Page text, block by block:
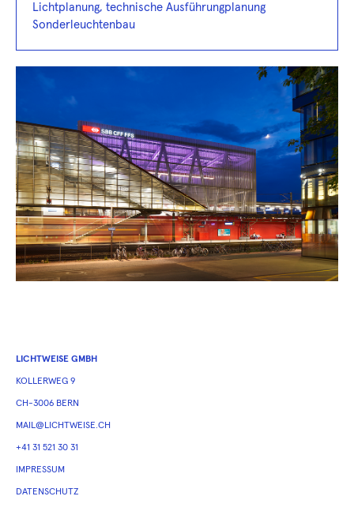
Lichtplanung, technische Ausführungplanung
Sonderleuchtenbau
LICHTWEISE GMBH
KOLLERWEG 9
CH-3006 BERN
MAIL@LICHTWEISE.CH
+41 31 521 30 31
IMPRESSUM
DATENSCHUTZ